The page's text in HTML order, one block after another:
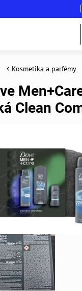
Kosmetika a parfémy
Clean